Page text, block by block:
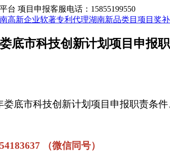
台 项目申报客服电话：15855199550
高新企业软著专利代理湖南新品类目 项目奖
底市科技创新计划项目申报
娄底市科技创新计划项目申报职责条
（微信同号）